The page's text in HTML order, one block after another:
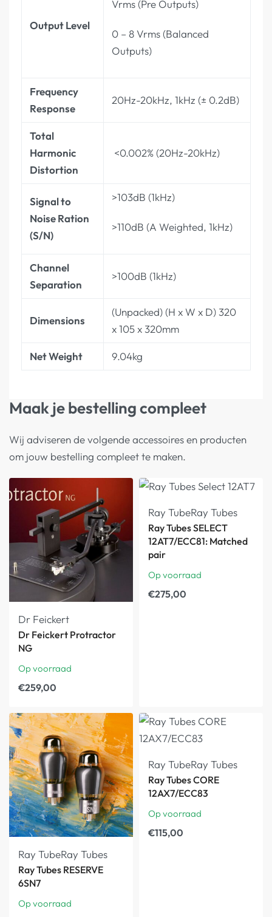
Output Level
Vrms (Pre Outputs)
0 – 8 Vrms (Balanced
Outputs)
Frequency
Response
20Hz-20kHz, 1kHz (± 0.2dB)
Total
Harmonic
Distortion
<0.002% (20Hz-20kHz)
Signal to
Noise Ration
(S/N)
>103dB (1kHz)
>110dB (A Weighted, 1kHz)
Channel
Separation
>100dB (1kHz)
Dimensions
(Unpacked) (H x W x D) 320
x 105 x 320mm
Net Weight 9.04kg
Maak je bestelling compleet
Wij adviseren de volgende accessoires en producten
om jouw bestelling compleet te maken.
Dr Feickert
Dr Feickert Protractor
NG
Op voorraad
€259,00
Ray TubeRay Tubes
Ray Tubes SELECT
12AT7/ECC81: Matched
pair
Op voorraad
€275,00
Ray TubeRay Tubes
Ray Tubes RESERVE
6SN7
Op voorraad
Ray TubeRay Tubes
Ray Tubes CORE
12AX7/ECC83
Op voorraad
€115,00